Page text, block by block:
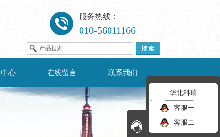
服务热线：
010-56011166
心 在线留言 联系我们
华北科瑞
客服一
客服二